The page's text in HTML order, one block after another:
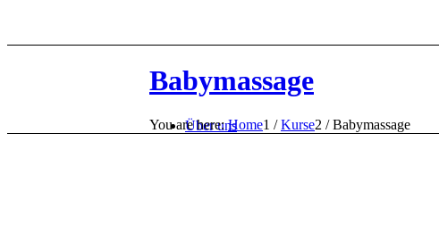
Über uns
Babymassage
You are here: Home1 / Kurse2 / Babymassage